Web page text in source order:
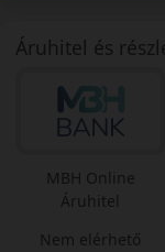
Áruhitel és
MBH Online
Áruhitel
Nem elérhető